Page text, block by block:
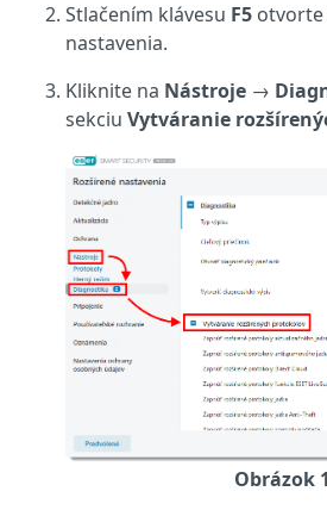
Stlačením klávesu F5 otvorte
nastavenia.
Kliknite na Nástroje →
sekciu Vytváranie
Obrázok